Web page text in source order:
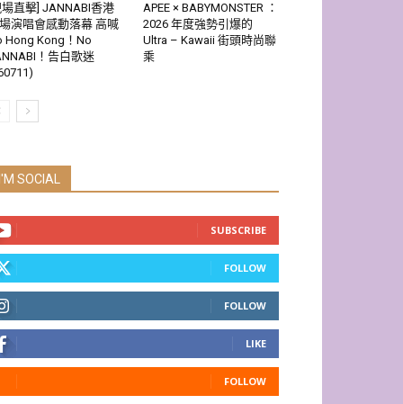
場直擊] JANNABI香港
演唱會感動落幕 高喊
Hong Kong！No
！告白歌迷
APEE × BABYMONSTER ：
2026 年度強勢引爆的
Ultra – Kawaii 街頭時尚聯
乘
I'M SOCIAL
SUBSCRIBE
FOLLOW
FOLLOW
LIKE
FOLLOW